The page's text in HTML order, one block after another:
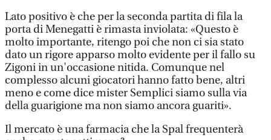
Lato positivo è che per la seconda partita di fila la
porta di Menegatti è rimasta inviolata: «Questo è
molto importante, ritengo poi che non ci sia stato
dato un rigore apparso molto evidente per il fallo su
Zigoni in un'occasione nitida. Comunque nel
complesso alcuni giocatori hanno fatto bene, altri
meno e come dice mister Semplici siamo sulla via
della guarigione ma non siamo ancora guariti».
Il mercato è una farmacia che la Spal frequenterà